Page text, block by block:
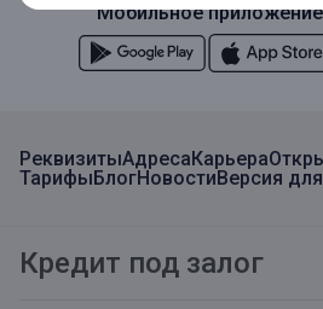
РеквизитыАдресаКарьера
ТарифыБлогНовостиВерсия
Кредит под залог
Мобильное